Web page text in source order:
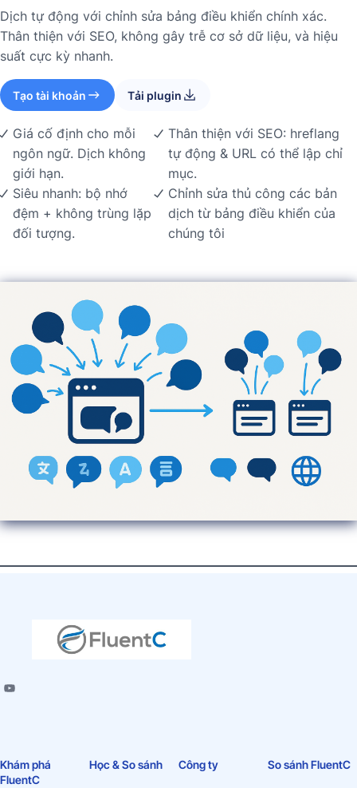
Dịch tự động với chỉnh sửa bảng điều khiển chính xác.
Thân thiện với SEO, không gây trễ cơ sở dữ liệu, và hiệu
suất cực kỳ nhanh.
Tạo tài khoản Tải plugin
Giá cố định cho mỗi
ngôn ngữ. Dịch không
giới hạn.
Siêu nhanh: bộ nhớ
đệm + không trùng lặp
đối tượng.
Thân thiện với SEO: hreflang
tự động & URL có thể lập chỉ
mục.
Chỉnh sửa thủ công các bản
dịch từ bảng điều khiển của
chúng tôi
Khám phá
FluentC
Học & So sánh Công ty So sánh FluentC